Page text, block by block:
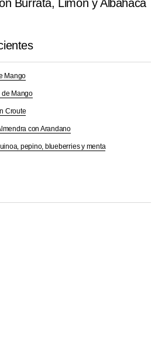
Burrata, Limón y Albahaca
Mango
de Mango
Croute
con Arandano
pepino, blueberries y menta